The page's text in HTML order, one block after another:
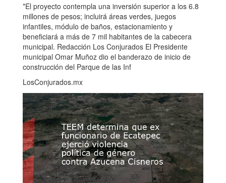
*El proyecto contempla una inversión superior a los 6.8
millones de pesos; incluirá áreas verdes, juegos
infantiles, módulo de baños, estacionamiento y
beneficiará a más de 7 mil habitantes de la cabecera
municipal. Redacción Los Conjurados El Presidente
municipal Omar Muñoz dio el banderazo de inicio de
construcción del Parque de las Inf
LosConjurados.mx